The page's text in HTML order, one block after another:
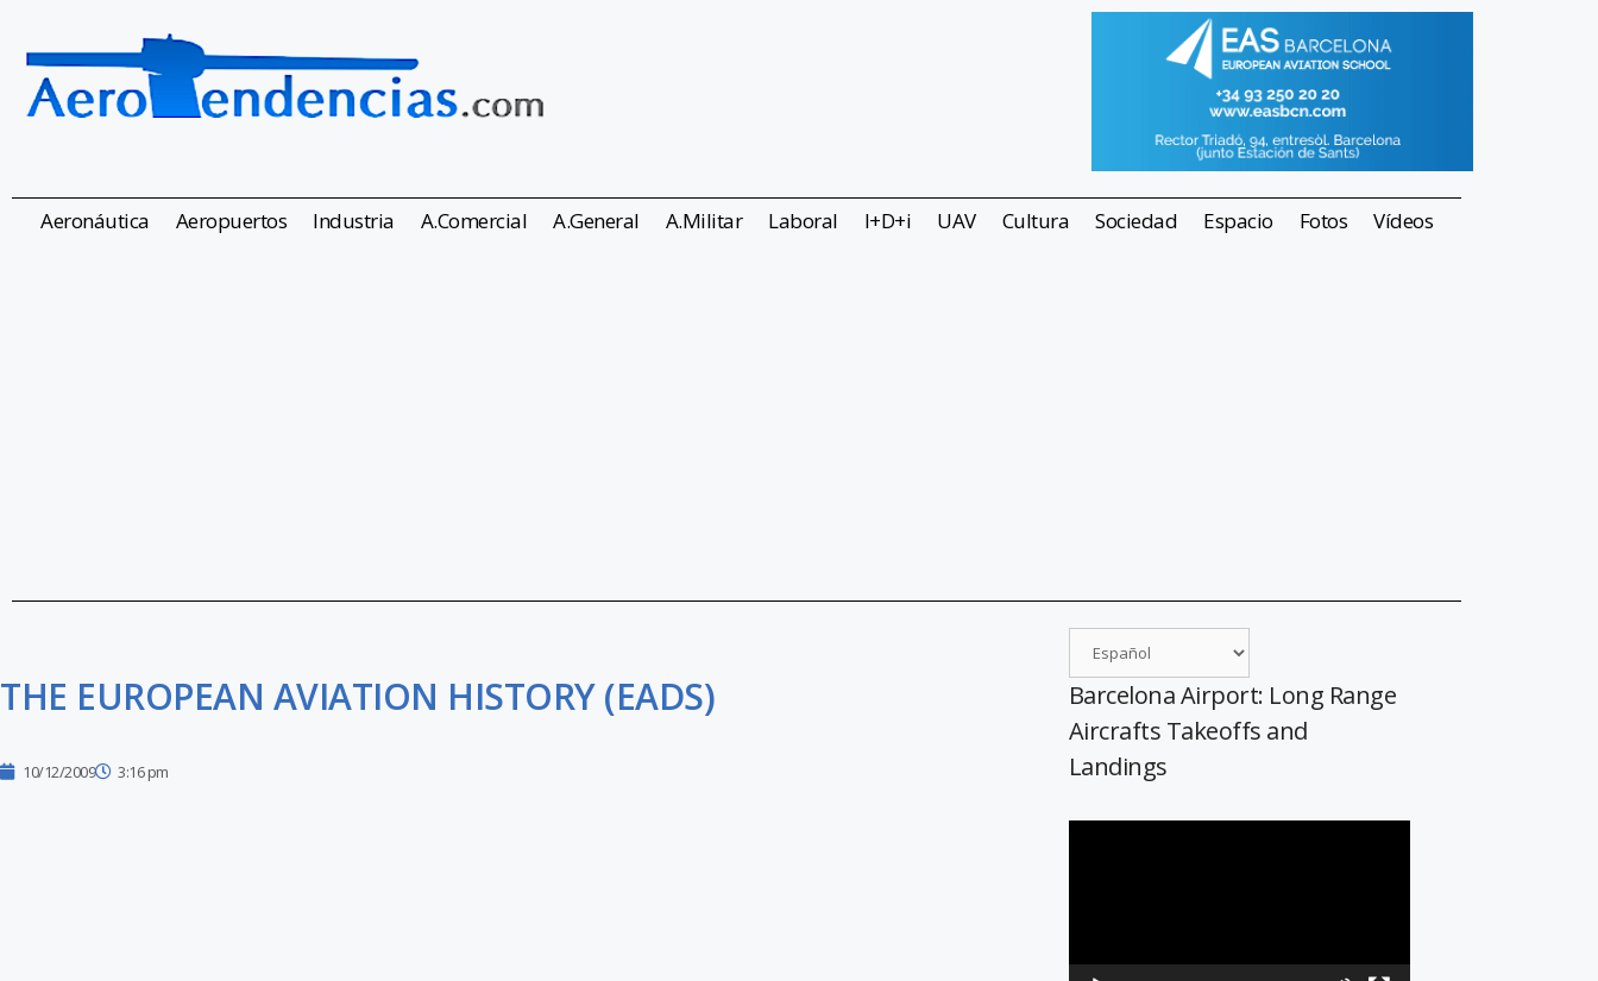
Aeronáutica Aeropuertos Industria A.Comercial A.General A.Militar Laboral I+D+i UAV Cultura Sociedad Espacio Fotos Vídeos
THE EUROPEAN AVIATION HISTORY (EADS)
10/12/2009 3:16 pm
Barcelona Airport: Long Range
Aircrafts Takeoffs and
Landings